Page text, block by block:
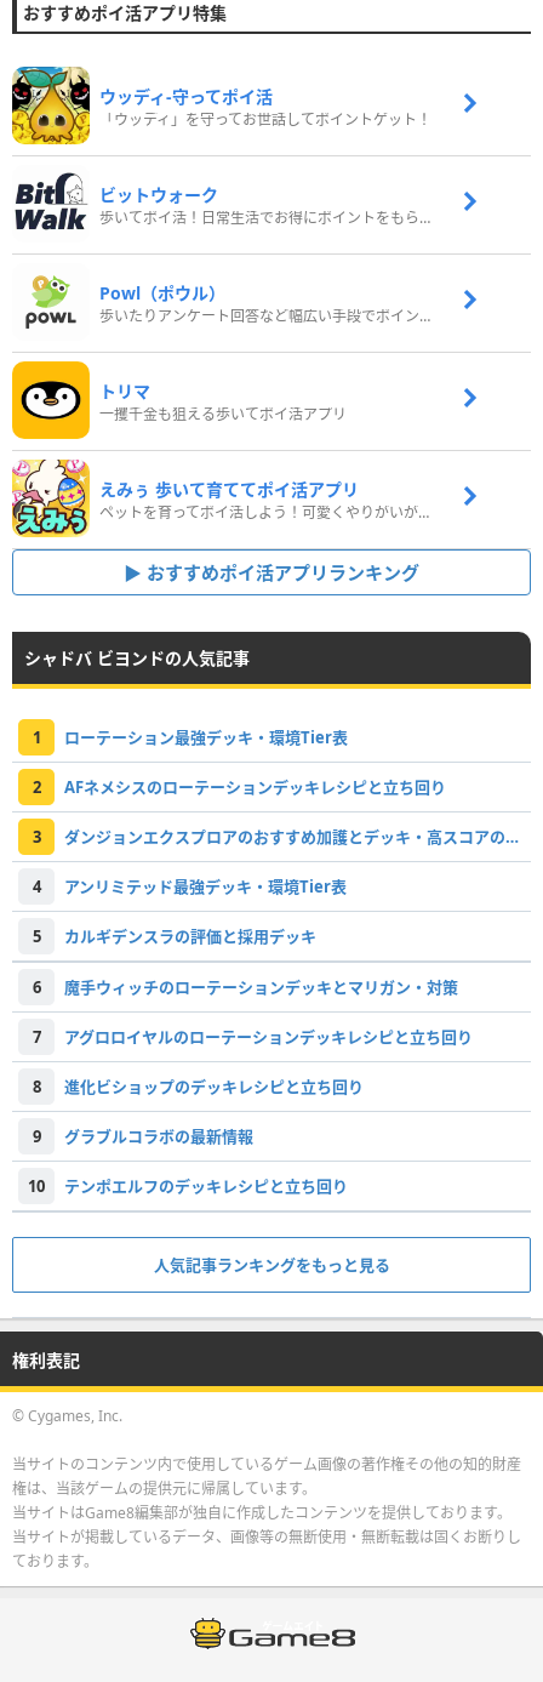
おすすめポイ活アプリ特集
ウッディ‐守ってポイ活
「ウッディ」を守ってお世話してポイントゲット！
ビットウォーク
歩いてポイ活！日常生活でお得にポイントをもらおう
Powl（ポウル）
歩いたりアンケート回答など幅広い手段でポイントをゲット
トリマ
一攫千金も狙える歩いてポイ活アプリ
えみぅ 歩いて育ててポイ活アプリ
ペットを育ってポイ活しよう！可愛くやりがいがある新感覚アプリ
おすすめポイ活アプリランキング
シャドバ ビヨンドの人気記事
1 ローテーション最強デッキ・環境Tier表
2 AFネメシスのローテーションデッキレシピと立ち回り
3 ダンジョンエクスプロアのおすすめ加護とデッキ・高スコアの取り方
4 アンリミテッド最強デッキ・環境Tier表
5 カルギデンスラの評価と採用デッキ
6 魔手ウィッチのローテーションデッキとマリガン・対策
7 アグロロイヤルのローテーションデッキレシピと立ち回り
8 進化ビショップのデッキレシピと立ち回り
9 グラブルコラボの最新情報
10 テンポエルフのデッキレシピと立ち回り
人気記事ランキングをもっと見る
権利表記
© Cygames, Inc.
当サイトのコンテンツ内で使用しているゲーム画像の著作権その他の知的財産
権は、当該ゲームの提供元に帰属しています。
当サイトはGame8編集部が独自に作成したコンテンツを提供しております。
当サイトが掲載しているデータ、画像等の無断使用・無断転載は固くお断りし
ております。